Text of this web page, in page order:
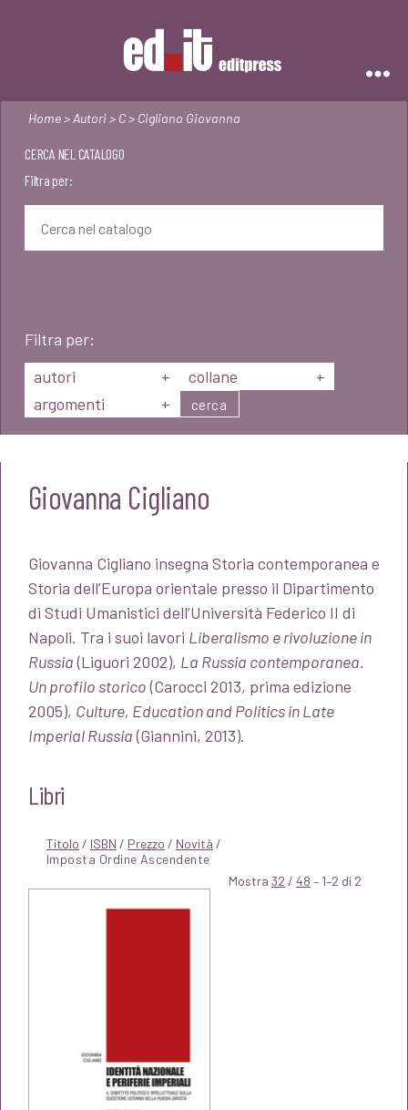
Home> Autori> C> Cigliano Giovanna
CERCA NEL CATALOGO
Filtra per:
Filtra per:
autori
+ collane
+
argomenti
+ cerca
Giovanna Cigliano
Giovanna Cigliano insegna Storia contemporanea e
Storia dell’Europa orientale presso il Dipartimento
di Studi Umanistici dell’Università Federico II di
Napoli. Tra i suoi lavori Liberalismo e rivoluzione in
Russia(Liguori 2002), La Russia contemporanea.
Un profilo storico(Carocci 2013, prima edizione
2005), Culture, Education and Politics in Late
Imperial Russia(Giannini, 2013).
Libri
Titolo / ISBN / Prezzo / Novità /
Mostra 32 / 48 – 1–2 di 2